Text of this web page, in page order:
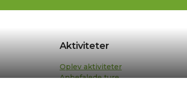
Aktiviteter
Oplev aktiviteter
Anbefalede ture